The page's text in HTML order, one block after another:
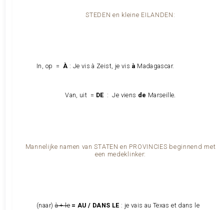
STEDEN en kleine EILANDEN:
In, op = À : Je vis à Zeist, je vis à Madagascar.
Van, uit = DE : Je viens de Marseille.
Mannelijke namen van STATEN en PROVINCIES beginnend met
een medeklinker:
(naar) à + le= AU / DANS LE : je vais au Texas et dans le